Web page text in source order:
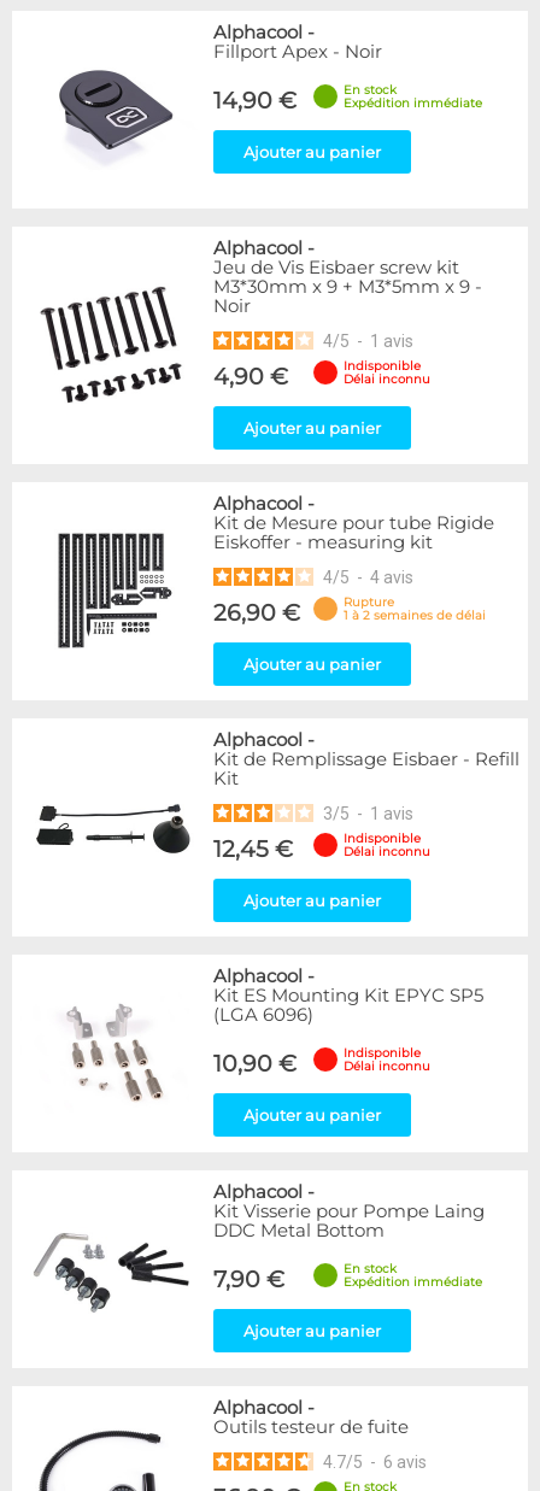
Alphacool -
Fillport Apex - Noir
14,90 €
En stock
Expédition immédiate
Ajouter au panier
Alphacool -
Jeu de Vis Eisbaer screw kit
M3*30mm x 9 + M3*5mm x 9 -
Noir
4/5 - 1 avis
4,90 €
Indisponible
Délai inconnu
Ajouter au panier
Alphacool -
Kit de Mesure pour tube Rigide
Eiskoffer - measuring kit
4/5 - 4 avis
26,90 €
Rupture
1 à 2 semaines de délai
Ajouter au panier
Alphacool -
Kit de Remplissage Eisbaer - Refill
Kit
3/5 - 1 avis
12,45 €
Indisponible
Délai inconnu
Ajouter au panier
Alphacool -
Kit ES Mounting Kit EPYC SP5
(LGA 6096)
10,90 €
Indisponible
Délai inconnu
Ajouter au panier
Alphacool -
Kit Visserie pour Pompe Laing
DDC Metal Bottom
7,90 €
En stock
Expédition immédiate
Ajouter au panier
Alphacool -
Outils testeur de fuite
4.7/5 - 6 avis
En stock